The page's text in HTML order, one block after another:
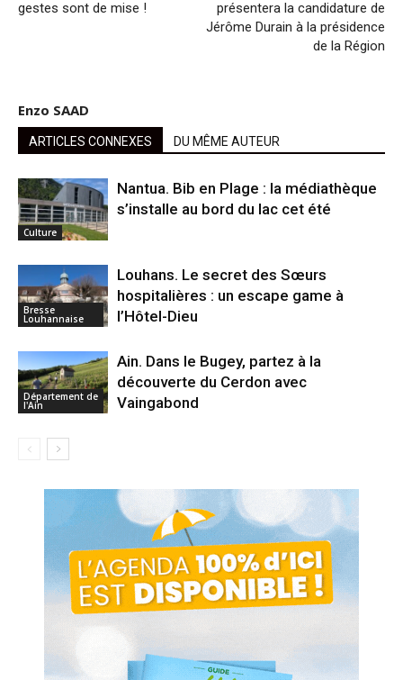
gestes sont de mise !
présentera la candidature de
Jérôme Durain à la présidence
de la Région
Enzo SAAD
ARTICLES CONNEXES DU MÊME AUTEUR
Culture
Nantua. Bib en Plage : la médiathèque
s’installe au bord du lac cet été
Bresse
Louhannaise
Louhans. Le secret des Sœurs
hospitalières : un escape game à
l’Hôtel-Dieu
Département de
l'Ain
Ain. Dans le Bugey, partez à la
découverte du Cerdon avec
Vaingabond